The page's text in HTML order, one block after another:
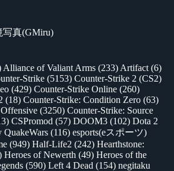
真(GMiru)
Alliance of Valiant Arms (233) Artifact (6)
Strike (5153) Counter-Strike 2 (CS2)
(429) Counter-Strike Online (260)
(18) Counter-Strike: Condition Zero (63)
(3250) Counter-Strike: Source
CSPromod (57) DOOM3 (102) Dota 2
QuakeWars (116) esports(eスポーツ)
(949) Half-Life2 (242) Hearthstone:
Heroes of Newerth (49) Heroes of the
(590) Left 4 Dead (154) negitaku